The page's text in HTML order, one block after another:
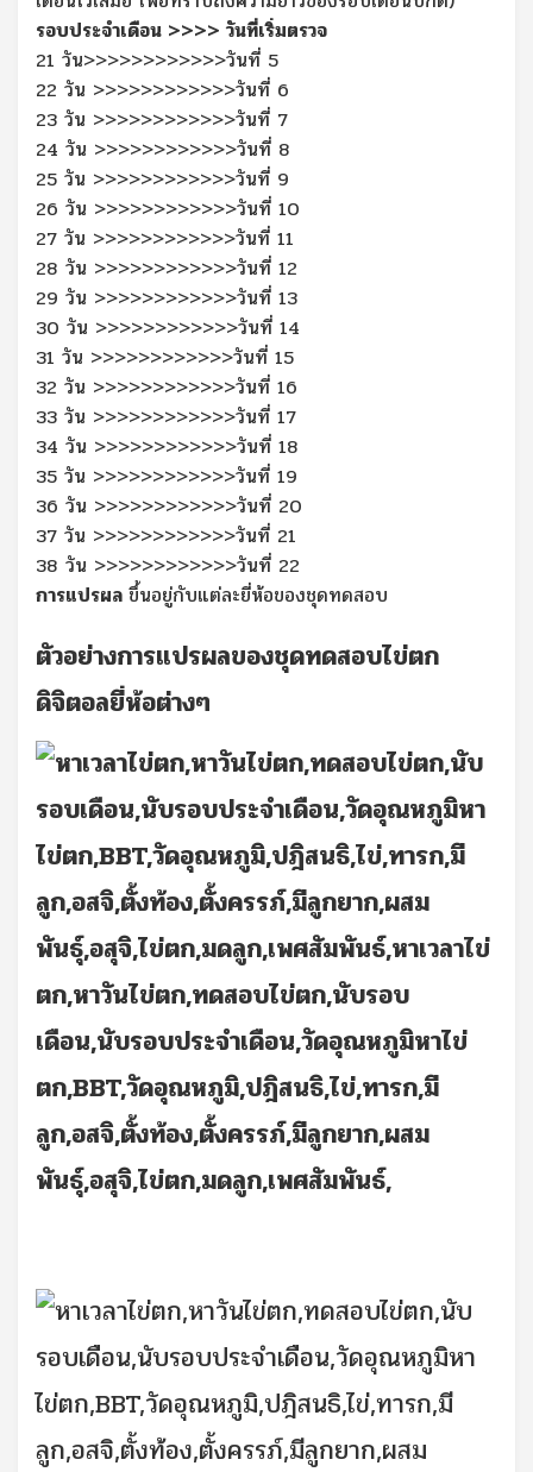
รอบประจำเดือน >>>> วันที่เริ่มตรวจ
21 วัน>>>>>>>>>>>>วันที่ 5
22 วัน >>>>>>>>>>>>วันที่ 6
23 วัน >>>>>>>>>>>>วันที่ 7
24 วัน >>>>>>>>>>>>วันที่ 8
25 วัน >>>>>>>>>>>>วันที่ 9
26 วัน >>>>>>>>>>>>วันที่ 10
27 วัน >>>>>>>>>>>>วันที่ 11
28 วัน >>>>>>>>>>>>วันที่ 12
29 วัน >>>>>>>>>>>>วันที่ 13
30 วัน >>>>>>>>>>>>วันที่ 14
31 วัน >>>>>>>>>>>>วันที่ 15
32 วัน >>>>>>>>>>>>วันที่ 16
33 วัน >>>>>>>>>>>>วันที่ 17
34 วัน >>>>>>>>>>>>วันที่ 18
35 วัน >>>>>>>>>>>>วันที่ 19
36 วัน >>>>>>>>>>>>วันที่ 20
37 วัน >>>>>>>>>>>>วันที่ 21
38 วัน >>>>>>>>>>>>วันที่ 22
การแปรผล ขึ้นอยู่กับแต่ละยี่ห้อของชุดทดสอบ
ตัวอย่างการแปรผลของชุดทดสอบไข่ตก
ดิจิตอลยี่ห้อต่างๆ